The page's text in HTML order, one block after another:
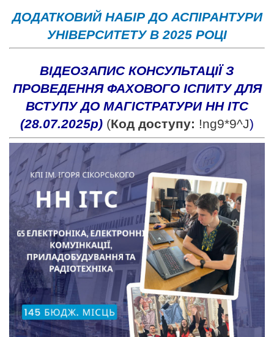
ДОДАТКОВИЙ НАБІР ДО АСПІРАНТУРИ
УНІВЕРСИТЕТУ В 2025 РОЦІ
ВІДЕОЗАПИС КОНСУЛЬТАЦІЇ З
ПРОВЕДЕННЯ ФАХОВОГО ІСПИТУ ДЛЯ
ВСТУПУ ДО МАГІСТРАТУРИ НН ІТС
(28.07.2025р) (Код доступу: !ng9*9^J)